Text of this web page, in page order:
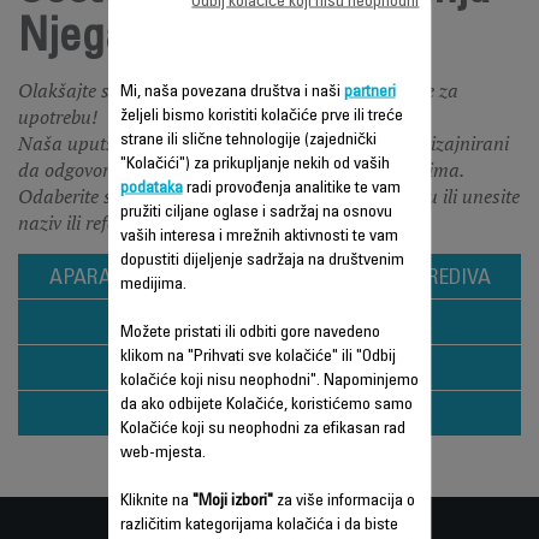
Njega rublja
Olakšajte svoj život i uštedite vrijeme uz naše upute za
upotrebu!
Naša uputstva za upotrebu i najčešća pitanja su dizajnirani
da odgovore na sva vaša pitanja o našim proizvodima.
Odaberite svoj asortiman proizvoda klikom na sliku ili unesite
naziv ili referencu svog proizvoda u tražilicu.
APARAT ZA UKLANJANJE OSTATAKA OD PREDIVA
PARNI GENERATORI
PEGLA ZA SUHO PEGLANJE
PEGLE NA PARU
Mi, naša povezana društva i naši partneri
željeli bismo koristiti kolačiće prve ili treće
strane ili slične tehnologije (zajednički
"Kolačići") za prikupljanje nekih od vaših
podatakaradi provođenja analitike te vam
pružiti ciljane oglase i sadržaj na osnovu
vaših interesa i mrežnih aktivnosti te vam
dopustiti dijeljenje sadržaja na društvenim
medijima.
Možete pristati ili odbiti gore navedeno
klikom na "Prihvati sve kolačiće" ili "Odbij
kolačiće koji nisu neophodni". Napominjemo
da ako odbijete Kolačiće, koristićemo samo
Kolačiće koji su neophodni za efikasan rad
web-mjesta.
Kliknite na "Moji izbori"za više informacija o
različitim kategorijama kolačića i da biste